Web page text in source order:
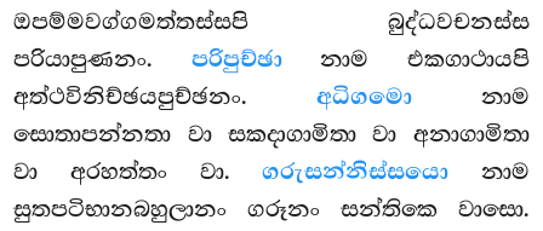
ඔපම්මවග්ගමත්තස්සපි බුද්ධවචනස්ස
පරියාපුණනං. පරිපුච්ඡානාම එකගාථායපි
අත්ථවිනිච්ඡයපුච්ඡනං. අධිගමො නාම
සොතාපන්නතා වා සකදාගාමිතා වා අනාගාමිතා
වා අරහත්තං වා.ගරුසන්නිස්සයො නාම
සුතපටිභානබහුලානං ගරූනං සන්තිකෙ වාසො.